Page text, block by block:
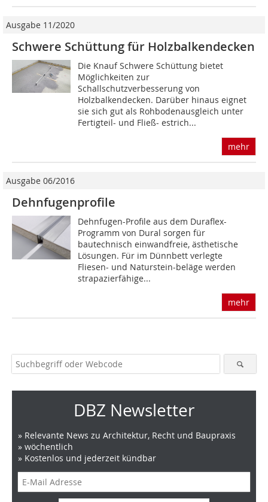
Ausgabe 11/2020
Schwere Schüttung für Holzbalkendecken
Die Knauf Schwere Schüttung bietet
Möglichkeiten zur
Schallschutzverbesserung von
Holzbalkendecken. Darüber hinaus eignet
sie sich gut als Rohbodenausgleich unter
Fertigteil- und Fließ- estrich...
mehr
Ausgabe 06/2016
Dehnfugenprofile
Dehnfugen-Profile aus dem Duraflex-
Programm von Dural sorgen für
bautechnisch einwandfreie, ästhetische
Lösungen. Für im Dünnbett verlegte
Fliesen- und Naturstein-beläge werden
strapazierfähige...
mehr
DBZ Newsletter
» Relevante News zu Architektur, Recht und Baupraxis
» wöchentlich
» Kostenlos und jederzeit kündbar